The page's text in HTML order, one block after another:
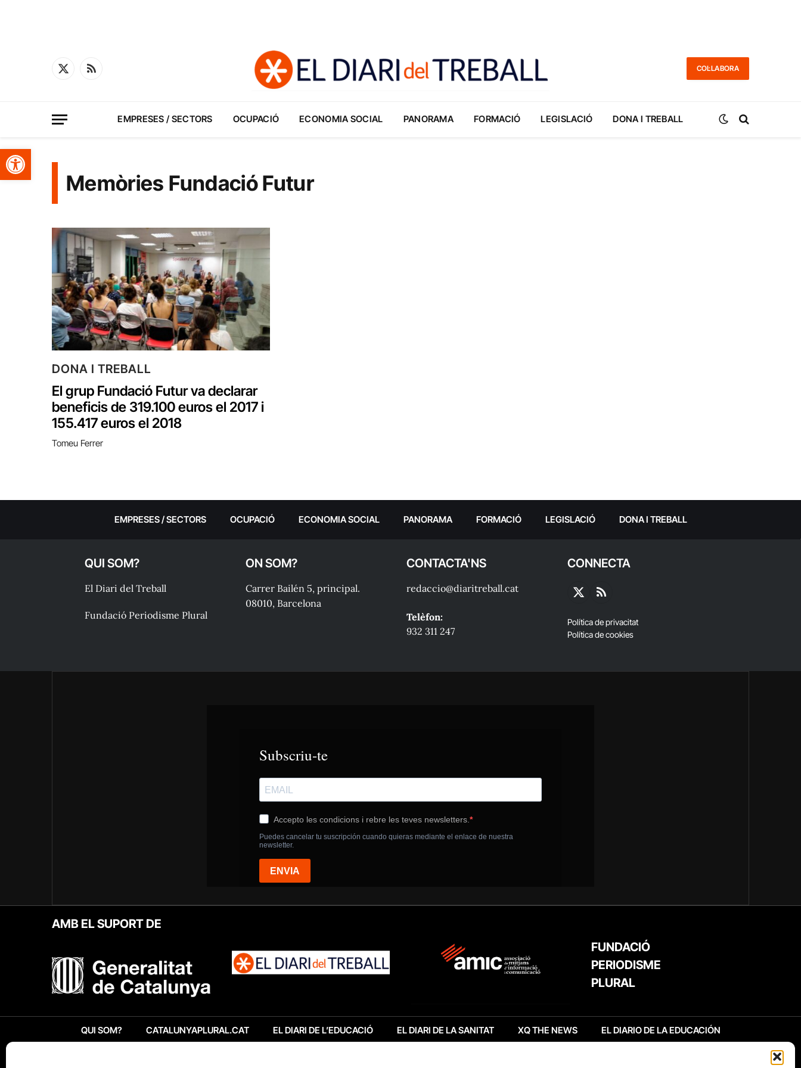
Obre la barra d'eines
X
RSS
COL·LABORA
EMPRESES / SECTORS OCUPACIÓ ECONOMIA SOCIAL PANORAMA FORMACIÓ LEGISLACIÓ DONA I TREBALL
Memòries Fundació Futur
DONA I TREBALL
El grup Fundació Futur va declarar
beneficis de 319.100 euros el 2017 i
155.417 euros el 2018
Tomeu Ferrer
EMPRESES / SECTORS OCUPACIÓ ECONOMIA SOCIAL PANORAMA FORMACIÓ LEGISLACIÓ DONA I TREBALL
QUI SOM?
El Diari del Treball
Fundació Periodisme Plural
ON SOM?
Carrer Bailén 5, principal.
08010, Barcelona
CONTACTA'NS
redaccio@diaritreball.cat
Telèfon:
932 311 247
CONNECTA
X
RSS
Política de privacitat
Política de cookies
AMB EL SUPORT DE
FUNDACIÓ
PERIODISME
PLURAL
QUI SOM? CATALUNYAPLURAL.CAT EL DIARI DE L’EDUCACIÓ EL DIARI DE LA SANITAT XQ THE NEWS EL DIARIO DE LA EDUCACIÓN